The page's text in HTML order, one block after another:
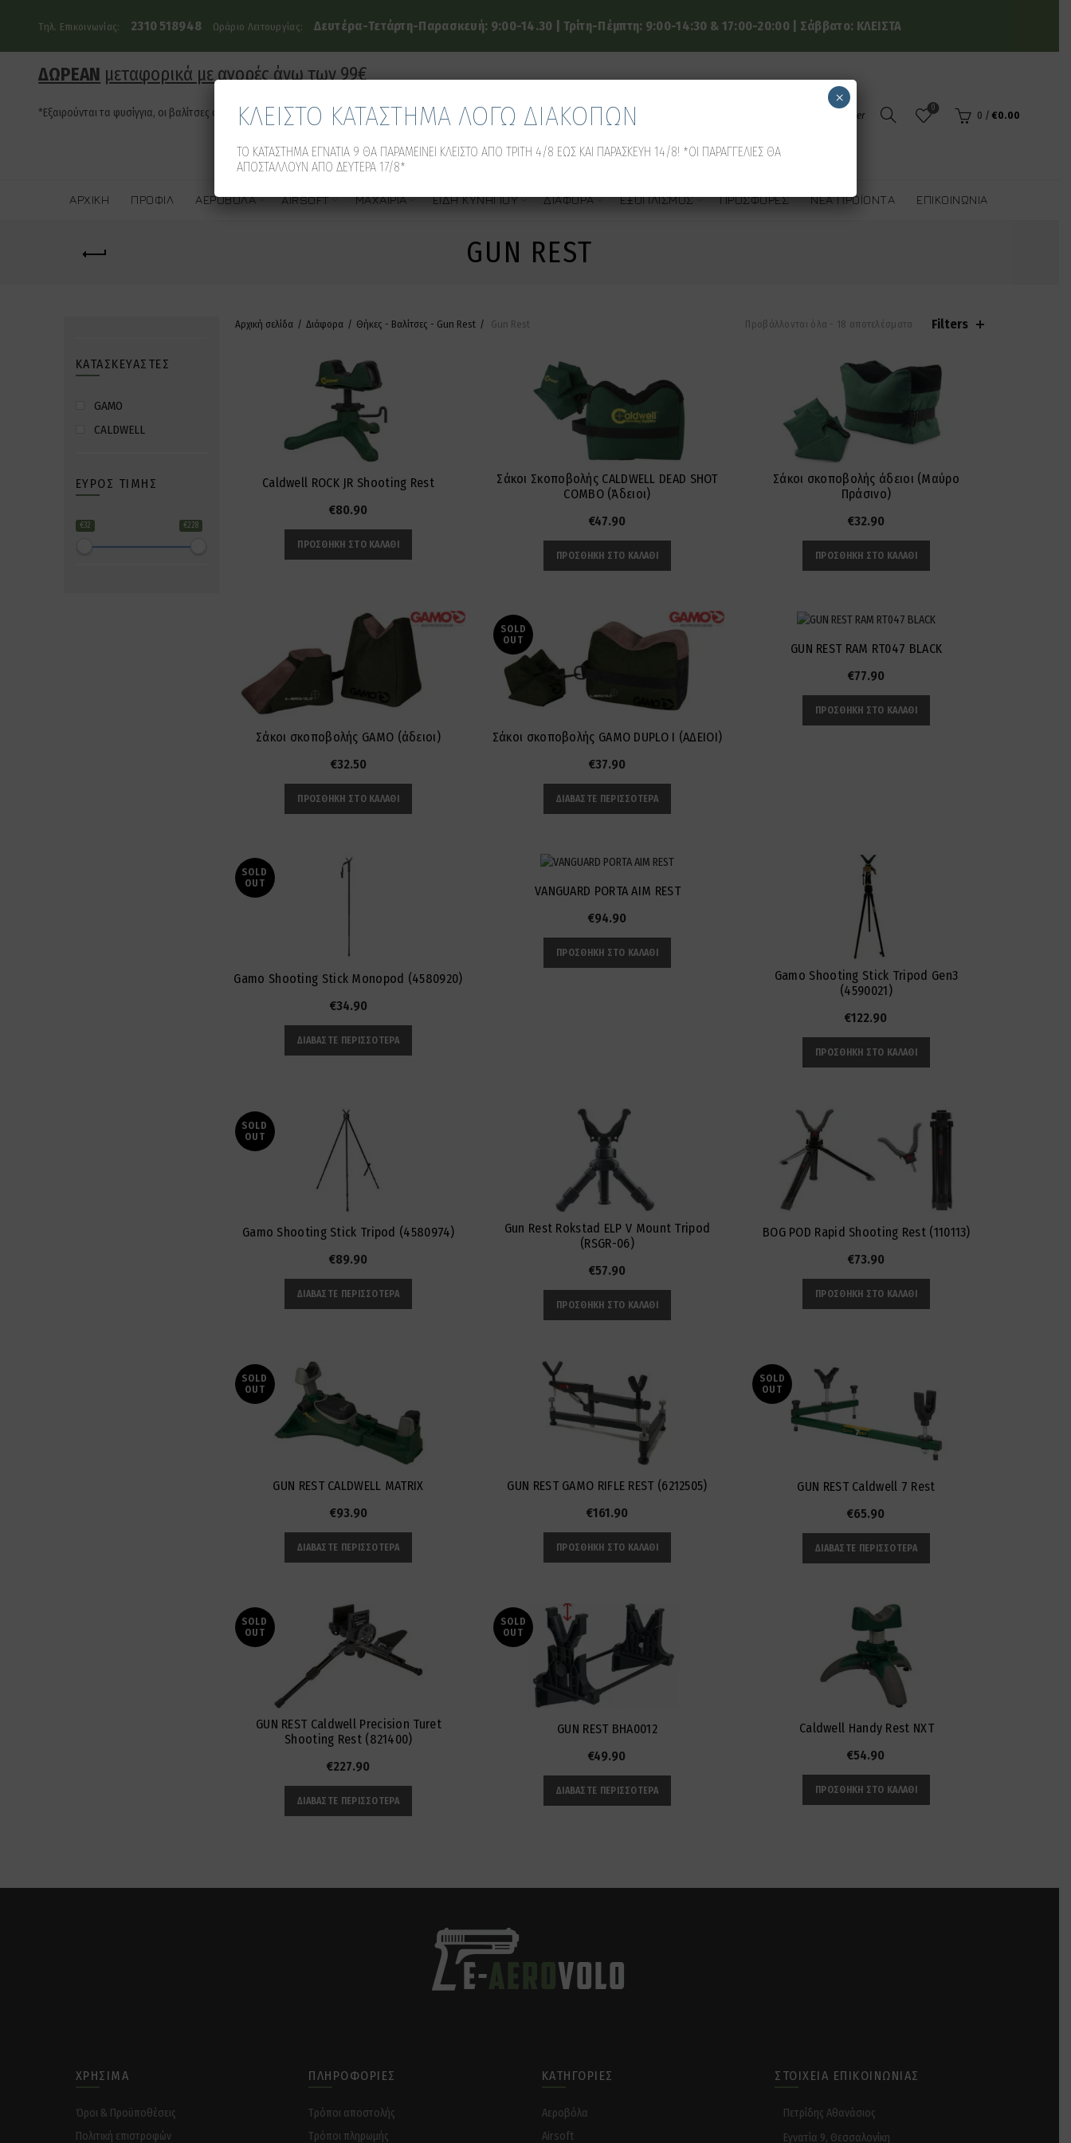
Τηλ. Επικοινωνίας: 2310 518948 Ωράριο Λειτουργίας: Δευτέρα-Τετάρτη-Παρασκευή: 9:00-14.30 | Τρίτη-Πέμπτη: 9:00-14:30 & 17:00-20:00 | Σάββατο: ΚΛΕΙΣΤΑ
ΔΩΡΕΑΝ μεταφορικά με αγορές άνω των 99€
*Εξαιρούνται τα φυσίγγια, οι βαλίτσες όπλων και τα οπλοκιβώτια Login / Register
0
0 / €0.00
ΑΡΧΙΚΉ ΠΡΟΦΊΛ ΑΕΡΟΒΌΛΑ AIRSOFT ΜΑΧΑΊΡΙΑ ΕΊΔΗ ΚΥΝΗΓΙΟΎ ΔΙΆΦΟΡΑ ΕΞΟΠΛΙΣΜΌΣ ΠΡΟΣΦΟΡΈΣ ΝΈΑ ΠΡΟΪΌΝΤΑ ΕΠΙΚΟΙΝΩΝΊΑ
GUN REST
Αρχική σελίδα Διάφορα Θήκες - Βαλίτσες - Gun Rest Gun Rest Προβάλλονται όλα - 18 αποτελέσματα SortedFilters
Caldwell ROCK JR Shooting Rest
€80.90
ΠΡΟΣΘΉΚΗ ΣΤΟ ΚΑΛΆΘΙ
Σάκοι Σκοποβολής CALDWELL DEAD SHOT
COMBO (Άδειοι)
€47.90
ΠΡΟΣΘΉΚΗ ΣΤΟ ΚΑΛΆΘΙ
Σάκοι σκοποβολής άδειοι (Μαύρο
Πράσινο)
€32.90
ΠΡΟΣΘΉΚΗ ΣΤΟ ΚΑΛΆΘΙ
Σάκοι σκοποβολής GAMO (άδειοι)
€32.50
ΠΡΟΣΘΉΚΗ ΣΤΟ ΚΑΛΆΘΙ
SOLD
OUT
Σάκοι σκοποβολής GAMO DUPLO I (ΑΔΕΙΟΙ)
€37.90
ΔΙΑΒΆΣΤΕ ΠΕΡΙΣΣΌΤΕΡΑ
GUN REST RAM RT047 BLACK
€77.90
ΠΡΟΣΘΉΚΗ ΣΤΟ ΚΑΛΆΘΙ
SOLD
OUT
Gamo Shooting Stick Monopod (4580920)
€34.90
ΔΙΑΒΆΣΤΕ ΠΕΡΙΣΣΌΤΕΡΑ
VANGUARD PORTA AIM REST
€94.90
ΠΡΟΣΘΉΚΗ ΣΤΟ ΚΑΛΆΘΙ
Gamo Shooting Stick Tripod Gen3
(4590021)
€122.90
ΠΡΟΣΘΉΚΗ ΣΤΟ ΚΑΛΆΘΙ
SOLD
OUT
Gamo Shooting Stick Tripod (4580974)
€89.90
ΔΙΑΒΆΣΤΕ ΠΕΡΙΣΣΌΤΕΡΑ
Gun Rest Rokstad ELP V Mount Tripod
(RSGR-06)
€57.90
ΠΡΟΣΘΉΚΗ ΣΤΟ ΚΑΛΆΘΙ
BOG POD Rapid Shooting Rest (110113)
€73.90
ΠΡΟΣΘΉΚΗ ΣΤΟ ΚΑΛΆΘΙ
SOLD
OUT
GUN REST CALDWELL MATRIX
€93.90
ΔΙΑΒΆΣΤΕ ΠΕΡΙΣΣΌΤΕΡΑ
GUN REST GAMO RIFLE REST (6212505)
€161.90
ΠΡΟΣΘΉΚΗ ΣΤΟ ΚΑΛΆΘΙ
SOLD
OUT
GUN REST Caldwell 7 Rest
€65.90
ΔΙΑΒΆΣΤΕ ΠΕΡΙΣΣΌΤΕΡΑ
SOLD
OUT
GUN REST Caldwell Precision Turet
Shooting Rest (821400)
€227.90
ΔΙΑΒΆΣΤΕ ΠΕΡΙΣΣΌΤΕΡΑ
SOLD
OUT
GUN REST BHA0012
€49.90
ΔΙΑΒΆΣΤΕ ΠΕΡΙΣΣΌΤΕΡΑ
Caldwell Handy Rest NXT
€54.90
ΠΡΟΣΘΉΚΗ ΣΤΟ ΚΑΛΆΘΙ
ΚΑΤΑΣΚΕΥΑΣΤΈΣ
GAMO
CALDWELL
ΕΎΡΟΣ ΤΙΜΉΣ
€32 €228
ΧΡΉΣΙΜΑ
Όροι & Προϋποθέσεις
Πολιτική επιστροφών
ΠΛΗΡΟΦΟΡΊΕΣ
Tρόποι αποστολής
Tρόποι πληρωμής
ΚΑΤΗΓΟΡΊΕΣ
Αεροβόλα
Airsoft
ΣΤΟΙΧΕΊΑ ΕΠΙΚΟΙΝΩΝΊΑΣ
Πετρίδης Αθανάσιος
Εγνατία 9, Θεσσαλονίκη
ΚΛΕΙΣΤΟ ΚΑΤΑΣΤΗΜΑ ΛΟΓΩ ΔΙΑΚΟΠΩΝ
ΤΟ ΚΑΤΑΣΤΗΜΑ ΕΓΝΑΤΙΑ 9 ΘΑ ΠΑΡΑΜΕΙΝΕΙ ΚΛΕΙΣΤΟ ΑΠΟ ΤΡΙΤΗ 4/8 ΕΩΣ ΚΑΙ ΠΑΡΑΣΚΕΥΗ 14/8! *ΟΙ ΠΑΡΑΓΓΕΛΙΕΣ ΘΑ
ΑΠΟΣΤΑΛΛΟΥΝ ΑΠΟ ΔΕΥΤΕΡΑ 17/8*
×